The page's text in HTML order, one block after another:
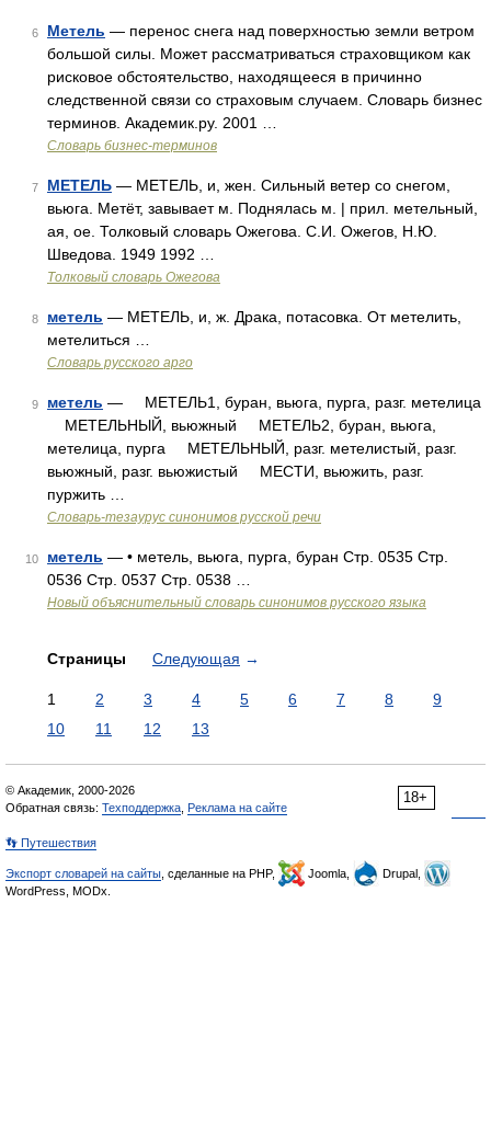
6 Метель — перенос снега над поверхностью земли ветром
большой силы. Может рассматриваться страховщиком как
рисковое обстоятельство, находящееся в причинно
следственной связи со страховым случаем. Словарь бизнес
терминов. Академик.ру. 2001 …
Словарь бизнес-терминов
7 МЕТЕЛЬ — МЕТЕЛЬ, и, жен. Сильный ветер со снегом,
вьюга. Метёт, завывает м. Поднялась м. | прил. метельный,
ая, ое. Толковый словарь Ожегова. С.И. Ожегов, Н.Ю.
Шведова. 1949 1992 …
Толковый словарь Ожегова
8 метель — МЕТЕЛЬ, и, ж. Драка, потасовка. От метелить,
метелиться …
Словарь русского арго
9 метель — МЕТЕЛЬ1, буран, вьюга, пурга, разг. метелица
МЕТЕЛЬНЫЙ, вьюжный МЕТЕЛЬ2, буран, вьюга,
метелица, пурга МЕТЕЛЬНЫЙ, разг. метелистый, разг.
вьюжный, разг. вьюжистый МЕСТИ, вьюжить, разг.
пуржить …
Словарь-тезаурус синонимов русской речи
10 метель — • метель, вьюга, пурга, буран Стр. 0535 Стр.
0536 Стр. 0537 Стр. 0538 …
Новый объяснительный словарь синонимов русского языка
Страницы Следующая →
1 2 3 4 5 6 7 8
9
10
11 12 13
18+
© Академик, 2000-2026
Обратная связь: Техподдержка Реклама на сайте
👣 Путешествия
Экспорт словарей на сайты , сделанные на PHP, Joomla,
Drupal,
WordPress, MODx.